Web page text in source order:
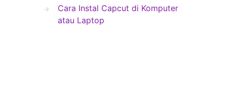
Cara Instal Capcut di Komputer
atau Laptop